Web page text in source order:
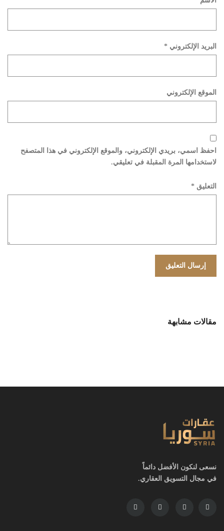
البريد الإلكتروني *
الموقع الإلكتروني
احفظ اسمي، بريدي الإلكتروني، والموقع الإلكتروني في هذا المتصفح
لاستخدامها المرة المقبلة في تعليقي.
التعليق *
مقالات مشابهة
نسعى لنكون الأفضل دائماً
في مجال التسويق العقاري.